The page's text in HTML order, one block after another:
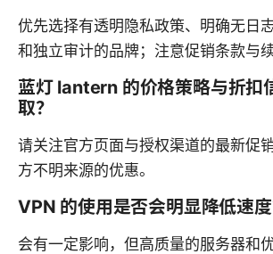
优先选择有透明隐私政策、明确无日
和独立审计的品牌；注意促销条款与续
蓝灯 lantern 的价格策略与折扣
取？
请关注官方页面与授权渠道的最新促
方不明来源的优惠。
VPN 的使用是否会明显降低速度
会有一定影响，但高质量的服务器和